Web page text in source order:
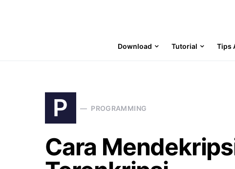
Download Tutorial Tips
P PROGRAMMING
Cara